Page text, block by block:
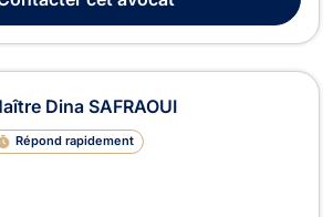
solide expérience en trava...
Dina SAFRAOUI
Répond rapidement